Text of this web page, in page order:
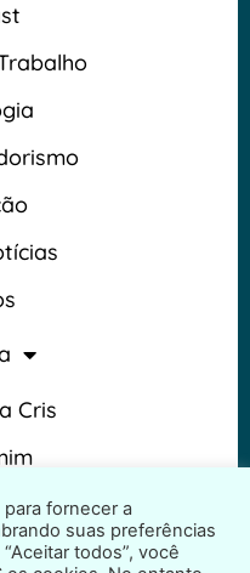
Cris
fornecer a
suas preferências
todos”, você